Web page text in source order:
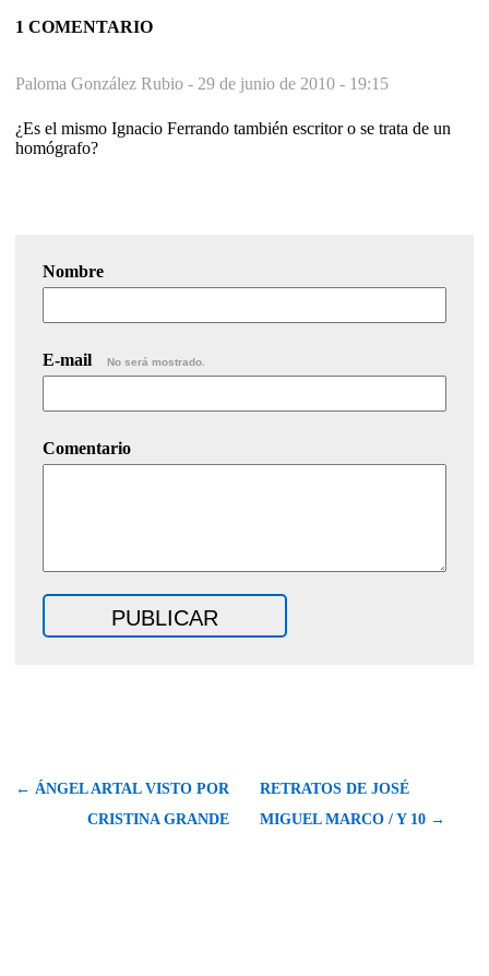
1 COMENTARIO
Paloma González Rubio - 29 de junio de 2010 - 19:15
¿Es el mismo Ignacio Ferrando también escritor o se trata de un
homógrafo?
Nombre
E-mail No será mostrado.
Comentario
← ÁNGEL ARTAL VISTO POR
CRISTINA GRANDE
RETRATOS DE JOSÉ
MIGUEL MARCO / Y 10 →